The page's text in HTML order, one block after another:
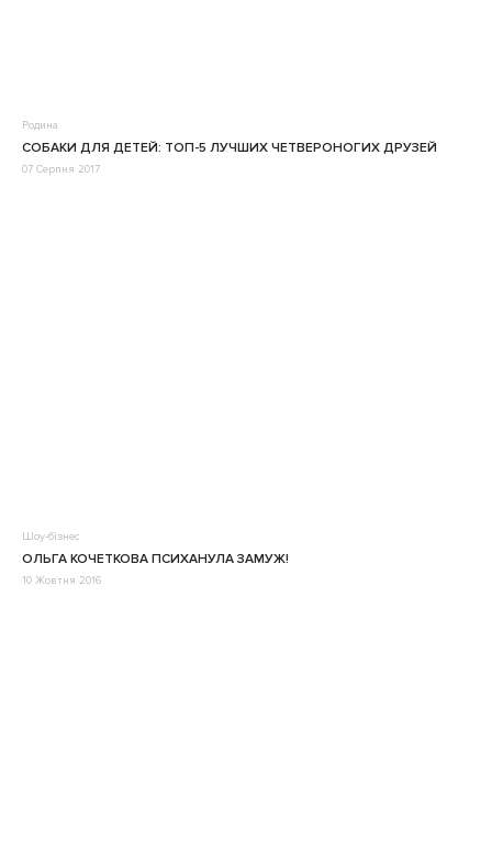
Родина
СОБАКИ ДЛЯ ДЕТЕЙ: ТОП-5 ЛУЧШИХ ЧЕТВЕРОНОГИХ ДРУЗЕЙ
07 Серпня 2017
Шоу-бізнес
ОЛЬГА КОЧЕТКОВА ПСИХАНУЛА ЗАМУЖ!
10 Жовтня 2016